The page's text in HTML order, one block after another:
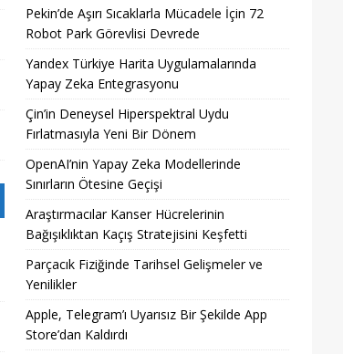
Pekin’de Aşırı Sıcaklarla Mücadele İçin 72
Robot Park Görevlisi Devrede
Yandex Türkiye Harita Uygulamalarında
Yapay Zeka Entegrasyonu
Çin’in Deneysel Hiperspektral Uydu
Fırlatmasıyla Yeni Bir Dönem
OpenAI’nin Yapay Zeka Modellerinde
Sınırların Ötesine Geçişi
Araştırmacılar Kanser Hücrelerinin
Bağışıklıktan Kaçış Stratejisini Keşfetti
Parçacık Fiziğinde Tarihsel Gelişmeler ve
Yenilikler
Apple, Telegram’ı Uyarısız Bir Şekilde App
Store’dan Kaldırdı